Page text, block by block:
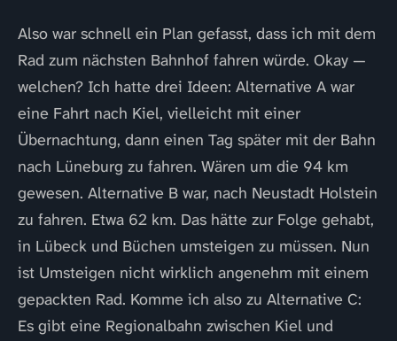
Also war schnell ein Plan gefasst, dass ich mit dem
Rad zum nächsten Bahnhof fahren würde. Okay —
welchen? Ich hatte drei Ideen: Alternative A war
eine Fahrt nach Kiel, vielleicht mit einer
Übernachtung, dann einen Tag später mit der Bahn
nach Lüneburg zu fahren. Wären um die 94 km
gewesen. Alternative B war, nach Neustadt Holstein
zu fahren. Etwa 62 km. Das hätte zur Folge gehabt,
in Lübeck und Büchen umsteigen zu müssen. Nun
ist Umsteigen nicht wirklich angenehm mit einem
gepackten Rad. Komme ich also zu Alternative C:
Es gibt eine Regionalbahn zwischen Kiel und